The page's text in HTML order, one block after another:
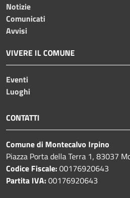
Notizie
Comunicati
Avvisi
VIVERE IL COMUNE
Eventi
Luoghi
CONTATTI
Comune di Montecalvo Irpino
Piazza Porta della Terra 1, 83037
Codice Fiscale:00176920643
Partita IVA:00176920643